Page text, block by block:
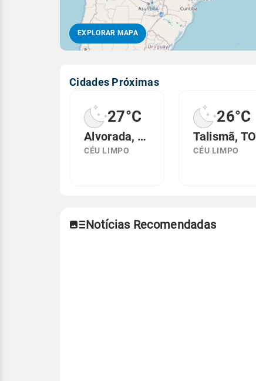
EXPLORAR MAPA
Cidades Próximas
27°C
Alvorada, TO
CÉU LIMPO
26°C
Talismã, TO
CÉU LIMPO
Notícias Recomendadas